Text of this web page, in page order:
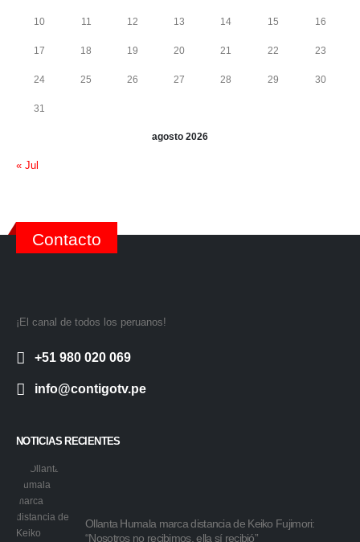
agosto 2026
10 11 12 13 14 15 16
17 18 19 20 21 22 23
24 25 26 27 28 29 30
31
« Jul
Contacto
¡El canal de todos los peruanos!
+51 980 020 069
info@contigotv.pe
NOTICIAS RECIENTES
Ollanta Humala marca distancia de Keiko Fujimori:
“Nosotros no recibimos, ella sí recibió”